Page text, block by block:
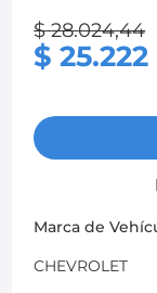
$ 28.024,44
$ 25.222
Marca de
CHEVROLET
chevrolet spark
. chevrolet sail